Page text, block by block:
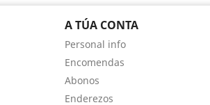
A TÚA CONTA
Personal info
Encomendas
Abonos
Enderezos